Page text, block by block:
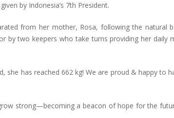
by Indonesia’s 7th President.
from her mother, Rosa, following the natural
by two keepers who take turns providing her
has reached 662 kg! We are proud & happy to
strong—becoming a beacon of hope for the